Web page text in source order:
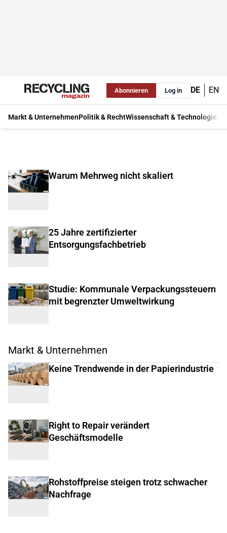
Abonnieren Log in DE EN
Markt & UnternehmenPolitik & RechtWissenschaft & Technologie
Warum Mehrweg nicht skaliert
25 Jahre zertifizierter
Entsorgungsfachbetrieb
Studie: Kommunale Verpackungssteuern
mit begrenzter Umweltwirkung
Markt & Unternehmen
Keine Trendwende in der Papierindustrie
Right to Repair verändert
Geschäftsmodelle
Rohstoffpreise steigen trotz schwacher
Nachfrage